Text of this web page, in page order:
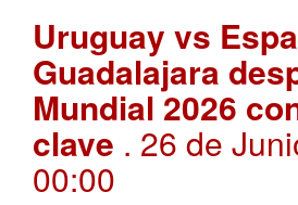
Uruguay vs
Guadalajara
Mundial 2026
clave . 26 de
00:00